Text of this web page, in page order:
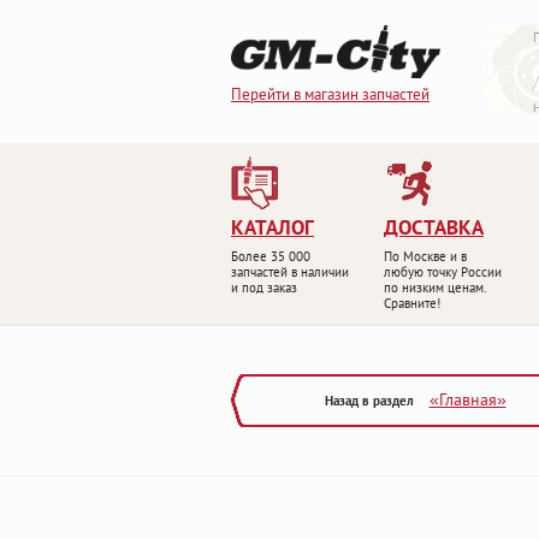
Перейти в магазин запчастей
КАТАЛОГ
Более 35 000
запчастей в наличии
и под заказ
ДОСТАВКА
По Москве и в
любую точку России
по низким ценам.
Сравните!
Назад в раздел «Главная»